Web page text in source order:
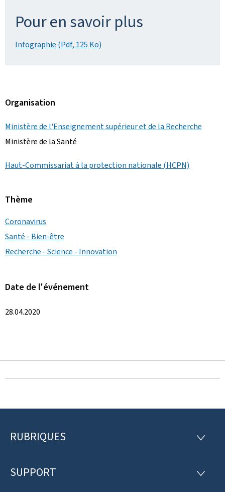
Pour en savoir plus
Infographie (Pdf, 125 Ko)
Organisation
Ministère de l'Enseignement supérieur et de la Recherche
Ministère de la Santé
Haut-Commissariat à la protection nationale (HCPN)
Thème
Coronavirus
Santé - Bien-être
Recherche - Science - Innovation
Date de l'événement
28.04.2020
P
e
RUBRIQUES
R
R
SUPPORT
S